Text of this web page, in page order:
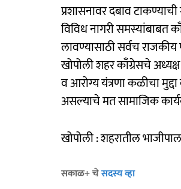
प्रशासनावर दबाव
विविध नागरी समस्यांबाबत
लावण्यासाठी सर्वच राजकीय
खोपोली शहर काँग्रेसचे
व आरोग्य यंत्रणा कळीचा
असल्‍याचे मत सामाजिक
खोपोली : शहरातील
सकाळ+ चेसदस्य व्हा